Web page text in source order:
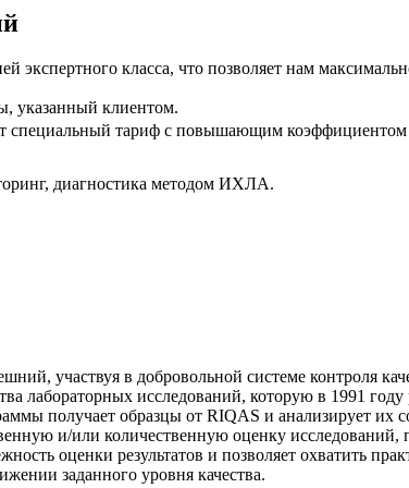
класса, что позволяет нам
указанный клиентом.
специальный тариф с повышающим
диагностика методом ИХЛА.
участвуя в добровольной системе контроля
лабораторных исследований, которую в 1991
получает образцы от RIQAS и анализирует их
и/или количественную оценку
оценки результатов и позволяет охватить
заданного уровня качества.